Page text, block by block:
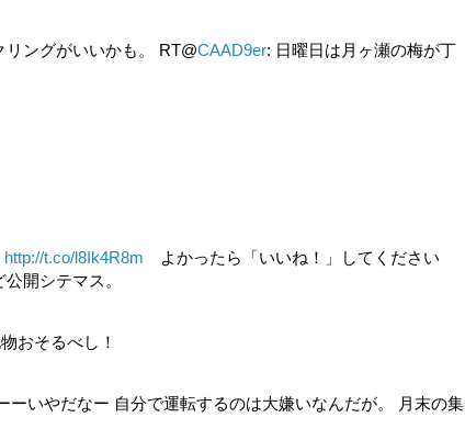
ングがいいかも。 RT@CAAD9er: 日曜日は月ヶ瀬の梅が丁
http://t.co/l8Ik4R8m よかったら「いいね！」してください
開シテマス。
おそるべし！
いやだなー 自分で運転するのは大嫌いなんだが。 月末の集